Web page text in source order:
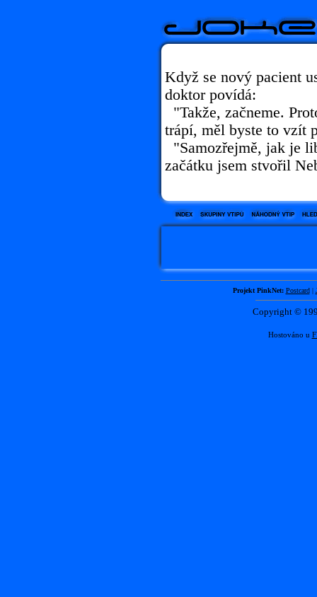
Když se nový pacient
doktor povídá:
"Takže, začneme.
trápí, měl byste to vzít
"Samozřejmě, jak je
začátku jsem stvořil
Projekt PinkNet: Postcard|
Copyright ©
Hostováno u